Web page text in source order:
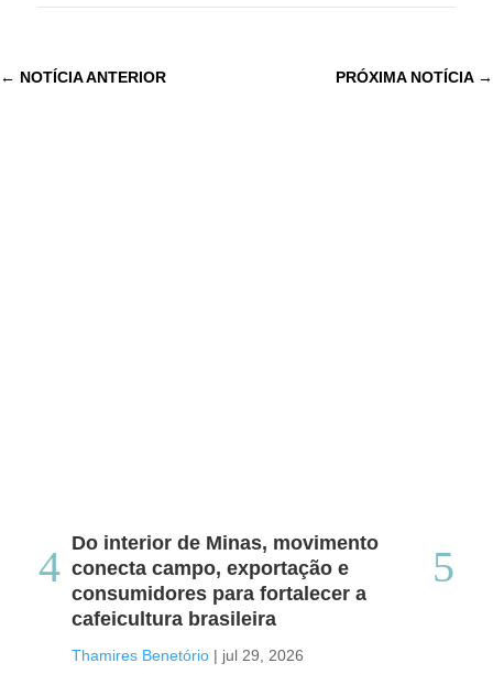
← NOTÍCIA ANTERIOR PRÓXIMA NOTÍCIA→
Do interior de Minas, movimento
conecta campo, exportação e
consumidores para fortalecer a
cafeicultura brasileira
Thamires Benetório | jul 29, 2026